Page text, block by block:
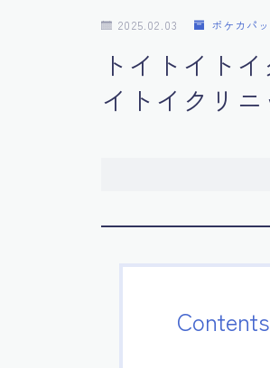
2025.02.03 ポケカパ
トイトイト
イトイクリ
Contents